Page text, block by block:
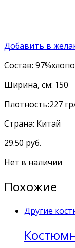
Добавить в
Состав:
Ширина, см: 150
Плотность:227
Страна: Китай
29.50 руб.
Нет в наличии
Похожие
Другие